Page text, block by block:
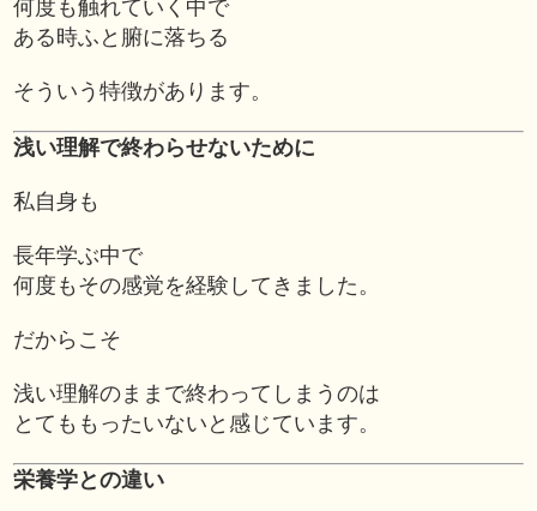
何度も触れていく中で
ある時ふと腑に落ちる
そういう特徴があります。
浅い理解で終わらせないために
私自身も
長年学ぶ中で
何度もその感覚を経験してきました。
だからこそ
浅い理解のままで終わってしまうのは
とてももったいないと感じています。
栄養学との違い